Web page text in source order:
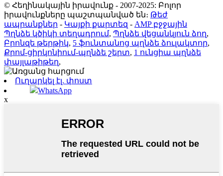
© Հեղինակային իրավունք - 2007-2025: Բոլոր
իրավունքները պաշտպանված են։ Թեժ
ապրանքներ - Կայքի քարտեզ - AMP բջջային
Պղնձե կծիկի տեղադրում, Պղնձե վեցանկյուն ձող,
Բրոնզե թերթիկ, 5 ֆունտանոց պղնձե ձուլակտոր,
Քրոմ-ցիրկոնիում-պղնձե շերտ, 1 ունցիա պղնձե
փայլաթիթեղ,
Ուղարկել էլ. փոստ
WhatsApp
x